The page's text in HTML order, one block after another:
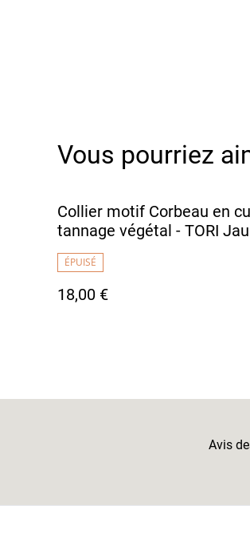
Vous pourriez
Collier motif Corbeau en
tannage végétal - TORI
Soleil
ÉPUISÉ
18,00 €
Avis